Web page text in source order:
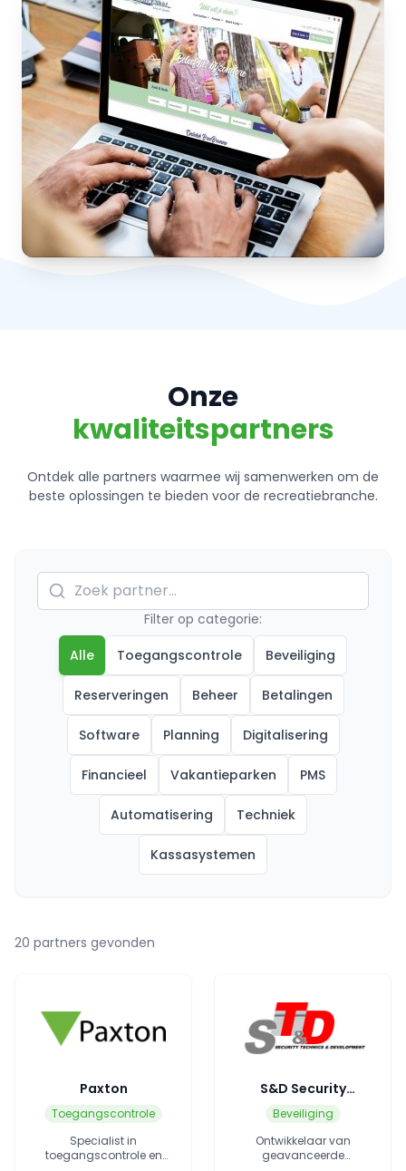
Onze
kwaliteitspartners
Ontdek alle partners waarmee wij samenwerken om de
beste oplossingen te bieden voor de recreatiebranche.
Filter op categorie:
Alle
Toegangscontrole Beveiliging
Reserveringen Beheer Betalingen
Software Planning Digitalisering
Financieel Vakantieparken PMS
Automatisering Techniek
Kassasystemen
20 partners gevonden
Paxton
Toegangscontrole
Specialist in
toegangscontrole en
S&D Security
Technics &
Development
Beveiliging
Ontwikkelaar van
geavanceerde